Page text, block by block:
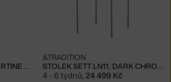
STOLEK DIT, GREY TRAVERTINE SILVER STOLEK SETT LN11, DARK CHROME / VERDE GUATEMALA
&TRADITION
4 - 6 týdnů, 24 499 Kč